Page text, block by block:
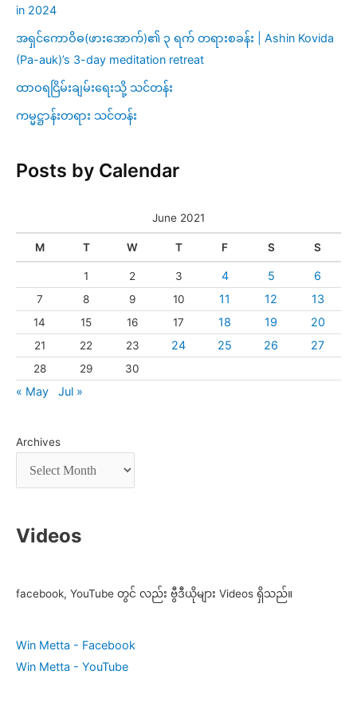
in 2024
အရှင်ကောဝိဓ(ဖားအောက်)၏ ၃ ရက် တရားစခန်း | Ashin Kovida
(Pa-auk)’s 3-day meditation retreat
ထာဝရငြိမ်းချမ်းရေးသို့ သင်တန်း
ကမ္မဋ္ဌာန်းတရား သင်တန်း
Posts by Calendar
June 2021
M T W T F S S
1 2 3 4 5 6
7 8 9 10 11 12 13
14 15 16 17 18 19 20
21 22 23 24 25 26 27
28 29 30
« May Jul »
Archives
Videos
facebook, YouTube တွင် လည်း ဗွီဒီယိုများ Videos ရှိသည်။
Win Metta - Facebook
Win Metta - YouTube